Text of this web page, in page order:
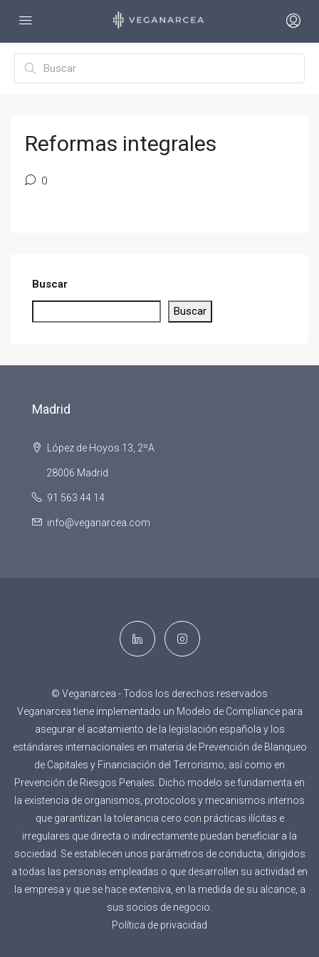
Reformas integrales
0
Buscar
Buscar
Madrid
López de Hoyos 13, 2ºA
28006 Madrid
91 563 44 14
info@veganarcea.com
© Veganarcea - Todos los derechos reservados
Veganarcea tiene implementado un Modelo de Compliance para
asegurar el acatamiento de la legislación española y los
estándares internacionales en materia de Prevención de Blanqueo
de Capitales y Financiación del Terrorismo, así como en
Prevención de Riesgos Penales. Dicho modelo se fundamenta en
la existencia de organismos, protocolos y mecanismos internos
que garantizan la tolerancia cero con prácticas ilícitas e
irregulares que directa o indirectamente puedan beneficiar a la
sociedad. Se establecen unos parámetros de conducta, dirigidos
a todas las personas empleadas o que desarrollen su actividad en
la empresa y que se hace extensiva, en la medida de su alcance, a
sus socios de negocio.
Política de privacidad